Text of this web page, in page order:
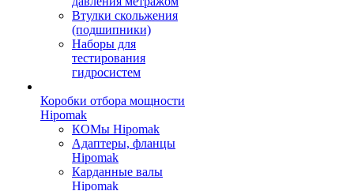
Втулки скольжения
(подшипники)
Наборы для
тестирования
гидросистем
Коробки отбора мощности
Hipomak
КОМы Hipomak
Адаптеры, фланцы
Hipomak
Карданные валы
Hipomak